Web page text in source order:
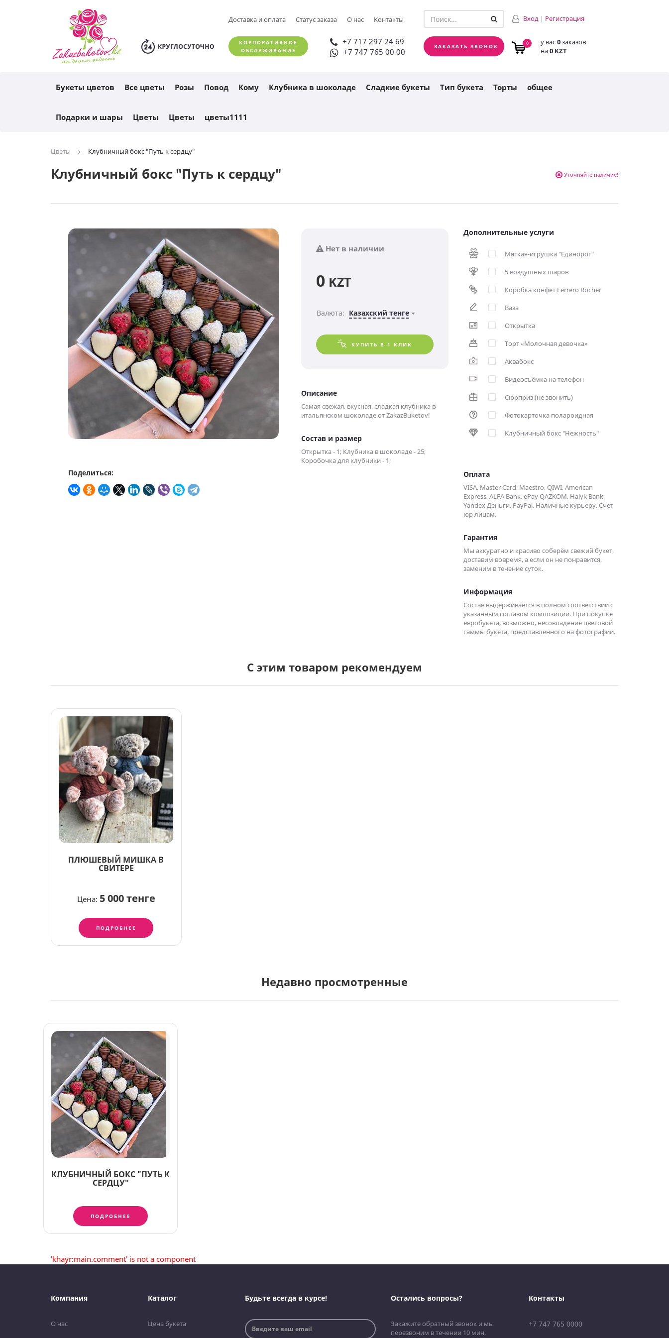
Каталог
+7 717 297 24 69
+7 747 765 00 00
ЗАКАЗАТЬ ЗВОНОК
заказов
0 KZT
Доставка и оплата Статус заказа О нас Контакты Вход | Регистрация
КОРПОРАТИВНОЕ
ОБСЛУЖИВАНИЕ
+7 717 297 24 69
+7 747 765 00 00
ЗАКАЗАТЬ ЗВОНОК 0 у вас0заказов
на0 KZT
Букеты цветов Все цветы Розы Повод Кому Клубника в шоколаде Сладкие букеты Тип букета Торты общее
Подарки и шары Цветы Цветы цветы1111
Цветы Клубничный бокс "Путь к сердцу"
Клубничный бокс "Путь к сердцу" Уточняйте наличие!
Поделиться:
Нет в наличии
0 KZT
Валюта: Казахский тенге
КУПИТЬ В 1 КЛИК
Описание
Самая свежая, вкусная, сладкая клубника в
итальянском шоколаде от ZakazBuketov!
Состав и размер
Открытка - 1; Клубника в шоколаде - 25;
Коробочка для клубники - 1;
Дополнительные услуги
Мягкая-игрушка "Единорог"
5 воздушных шаров
Коробка конфет Ferrero Rocher
Ваза
Открытка
Торт «Молочная девочка»
Аквабокс
Видеосъёмка на телефон
Сюрприз (не звонить)
Фотокарточка полароидная
Клубничный бокс "Нежность"
Оплата
VISA, Master Card, Maestro, QIWI, American
Express, ALFA Bank, ePay QAZKOM, Halyk Bank,
Yandex Деньги, PayPal, Наличные курьеру, Счет
юр лицам.
Гарантия
Мы аккуратно и красиво соберём свежий букет,
доставим вовремя, а если он не понравится,
заменим в течение суток.
Информация
Состав выдерживается в полном соответствии с
указанным составом композиции. При покупке
евробукета, возможно, несовпадение цветовой
гаммы букета, представленного на фотографии.
С этим товаром рекомендуем
ПЛЮШЕВЫЙ МИШКА В
СВИТЕРЕ
Цена: 5 000 тенге
ПОДРОБНЕЕ
Недавно просмотренные
КЛУБНИЧНЫЙ БОКС "ПУТЬ К
СЕРДЦУ"
ПОДРОБНЕЕ
'khayr:main.comment' is not a component
Компания
О нас
Каталог
Цена букета
Будьте всегда в курсе! Остались вопросы?
Закажите обратный звонок и мы
перезвоним в течении 10 мин.
Контакты
+7 747 765 0000